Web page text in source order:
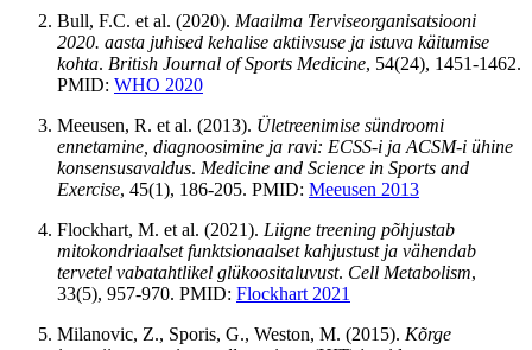
Bull, F.C. et al. (2020). Maailma Terviseorganisatsiooni
2020. aasta juhised kehalise aktiivsuse ja istuva käitumise
kohta. British Journal of Sports Medicine, 54(24), 1451-1462.
PMID: WHO 2020
Meeusen, R. et al. (2013). Ületreenimise sündroomi
ennetamine, diagnoosimine ja ravi: ECSS-i ja ACSM-i ühine
konsensusavaldus. Medicine and Science in Sports and
Exercise, 45(1), 186-205. PMID: Meeusen 2013
Flockhart, M. et al. (2021). Liigne treening põhjustab
mitokondriaalset funktsionaalset kahjustust ja vähendab
tervetel vabatahtlikel glükoositaluvust. Cell Metabolism,
33(5), 957-970. PMID: Flockhart 2021
Milanovic, Z., Sporis, G., Weston, M. (2015). Kõrge